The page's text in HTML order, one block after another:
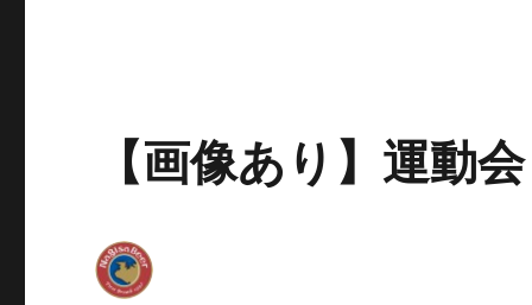
【画像あり】運動